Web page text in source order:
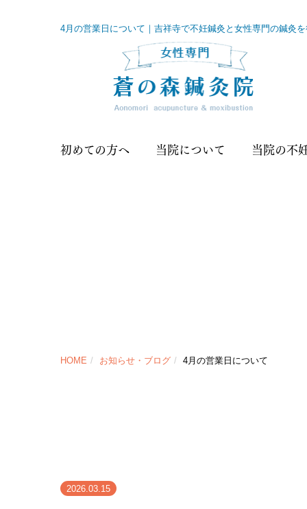
4月の営業日について｜吉祥寺で不妊鍼灸と女性専門の鍼灸
初めての方へ 当院について 当院の不
HOME お知らせ・ブログ 4月の営業日について
2026.03.15